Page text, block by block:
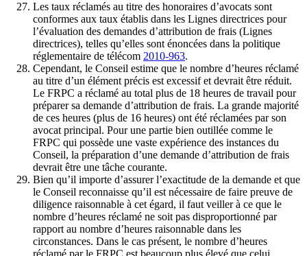
Les taux réclamés au titre des honoraires d’avocats sont
conformes aux taux établis dans les Lignes directrices pour
l’évaluation des demandes d’attribution de frais (Lignes
directrices), telles qu’elles sont énoncées dans la politique
réglementaire de télécom 2010-963.
Cependant, le Conseil estime que le nombre d’heures réclamé
au titre d’un élément précis est excessif et devrait être réduit.
Le FRPC a réclamé au total plus de 18 heures de travail pour
préparer sa demande d’attribution de frais. La grande majorité
de ces heures (plus de 16 heures) ont été réclamées par son
avocat principal. Pour une partie bien outillée comme le
FRPC qui possède une vaste expérience des instances du
Conseil, la préparation d’une demande d’attribution de frais
devrait être une tâche courante.
Bien qu’il importe d’assurer l’exactitude de la demande et que
le Conseil reconnaisse qu’il est nécessaire de faire preuve de
diligence raisonnable à cet égard, il faut veiller à ce que le
nombre d’heures réclamé ne soit pas disproportionné par
rapport au nombre d’heures raisonnable dans les
circonstances. Dans le cas présent, le nombre d’heures